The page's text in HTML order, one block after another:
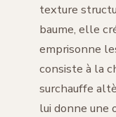
texture
baume, elle
emprisonne
consiste à la
surchauffe
lui donne une